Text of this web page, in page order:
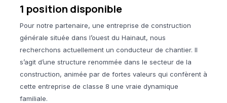
1 position disponible
Pour notre partenaire, une entreprise de construction
générale située dans l’ouest du Hainaut, nous
recherchons actuellement un conducteur de chantier. Il
s’agit d’une structure renommée dans le secteur de la
construction, animée par de fortes valeurs qui confèrent à
cette entreprise de classe 8 une vraie dynamique
familiale.